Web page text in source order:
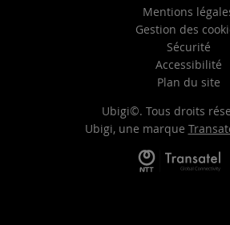
Mentions
Gestion des
Sécurité
Accessibilité
Plan du site
Ubigi©. Tous droits
Ubigi, une marque